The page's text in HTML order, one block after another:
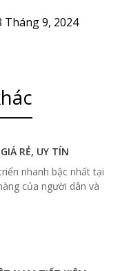
Tháng 9, 2024
RẺ, UY TÍN
nhanh bậc nhất tại
của người dân và